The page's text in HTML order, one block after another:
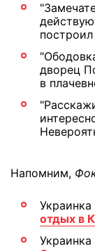
дворец
в
Напомним,
отдых в